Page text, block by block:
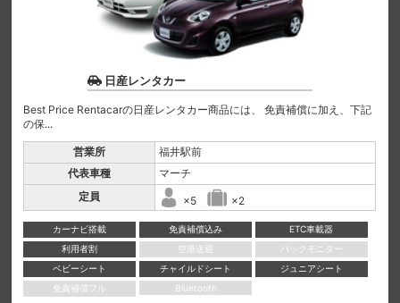
日産レンタカー
Best Price Rentacarの日産レンタカー商品には、 免責補償に加え、下記
の保...
営業所
福井駅前
代表車種
マーチ
定員
×5 ×2
カーナビ搭載 免責補償込み
ETC車載器
利用者割
空港送迎
バックモニター
ベビーシート
チャイルドシート
ジュニアシート
免責補償フル
Bluetooth